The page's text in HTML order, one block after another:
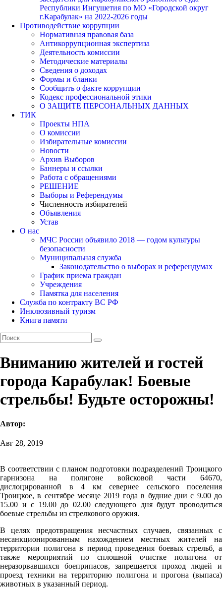
Республики Ингушетия по МО «Городской округ
г.Карабулак» на 2022-2026 годы
Противодействие коррупции
Нормативная правовая база
Антикоррупционная экспертиза
Деятельность комиссии
Методические материалы
Сведения о доходах
Формы и бланки
Сообщить о факте коррупции
Кодекс профессиональной этики
О ЗАЩИТЕ ПЕРСОНАЛЬНЫХ ДАННЫХ
ТИК
Проекты НПА
О комиссии
Избирательные комиссии
Новости
Архив Выборов
Баннеры и ссылки
Работа с обращениями
РЕШЕНИЕ
Выборы и Референдумы
Численность избирателей
Объявления
Устав
О нас
МЧС России объявило 2018 — годом культуры
безопасности
Муниципальная служба
Законодательство о выборах и референдумах
График приема граждан
Учреждения
Памятка для населения
Служба по контракту ВС РФ
Инклюзивный туризм
Книга памяти
Вниманию жителей и гостей
города Карабулак! Боевые
стрельбы! Будьте осторожны!
Автор:
Авг 28, 2019
В соответствии с планом подготовки подразделений Троицкого
гарнизона на полигоне войсковой части 64670,
дислоцированной в 4 км севернее сельского поселения
Троицкое, в сентябре месяце 2019 года в будние дни с 9.00 до
15.00 и с 19.00 до 02.00 следующего дня будут проводиться
боевые стрельбы из стрелкового оружия.
В целях предотвращения несчастных случаев, связанных с
несанкционированным нахождением местных жителей на
территории полигона в период проведения боевых стрельб, а
также мероприятий по сплошной очистке полигона от
неразорвавшихся боеприпасов, запрещается проход людей и
проезд техники на территорию полигона и прогона (выпаса)
животных в указанный период.